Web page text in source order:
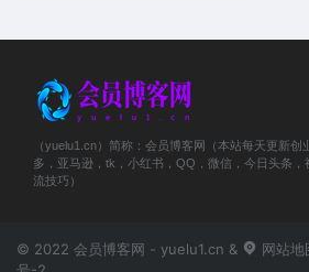
（yuelu1.cn）简称：会员博客网（本站每天更新
多，亚马逊，tk，小红书，QQ，微信，今日头条，
流技巧）
© 2022 会员博客网 - yuelu1.cn & 网站地